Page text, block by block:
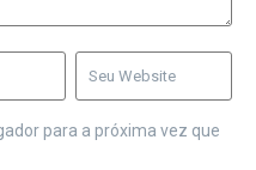
para a próxima vez que